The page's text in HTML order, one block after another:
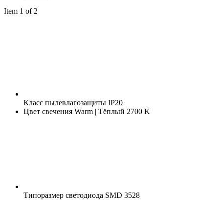
Item 1 of 2
Класс пылевлагозащиты IP20
Цвет свечения Warm | Тёплый 2700 K
Типоразмер светодиода SMD 3528